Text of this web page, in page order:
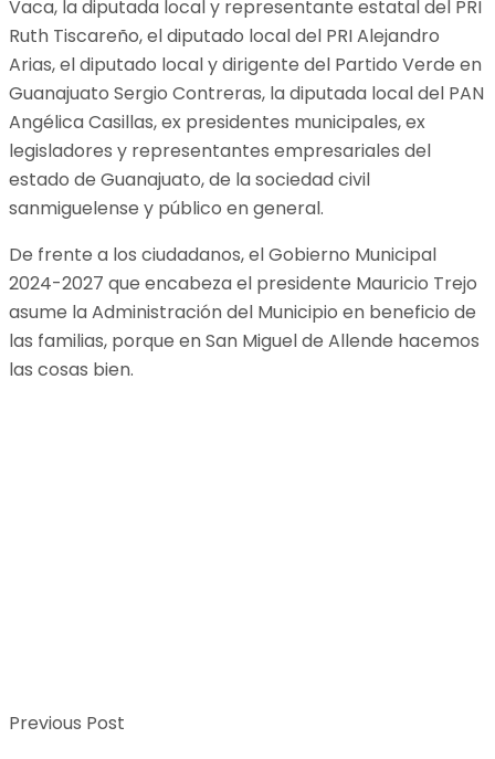
Vaca, la diputada local y representante estatal del PRI
Ruth Tiscareño, el diputado local del PRI Alejandro
Arias, el diputado local y dirigente del Partido Verde en
Guanajuato Sergio Contreras, la diputada local del PAN
Angélica Casillas, ex presidentes municipales, ex
legisladores y representantes empresariales del
estado de Guanajuato, de la sociedad civil
sanmiguelense y público en general.
De frente a los ciudadanos, el Gobierno Municipal
2024-2027 que encabeza el presidente Mauricio Trejo
asume la Administración del Municipio en beneficio de
las familias, porque en San Miguel de Allende hacemos
las cosas bien.
Previous Post